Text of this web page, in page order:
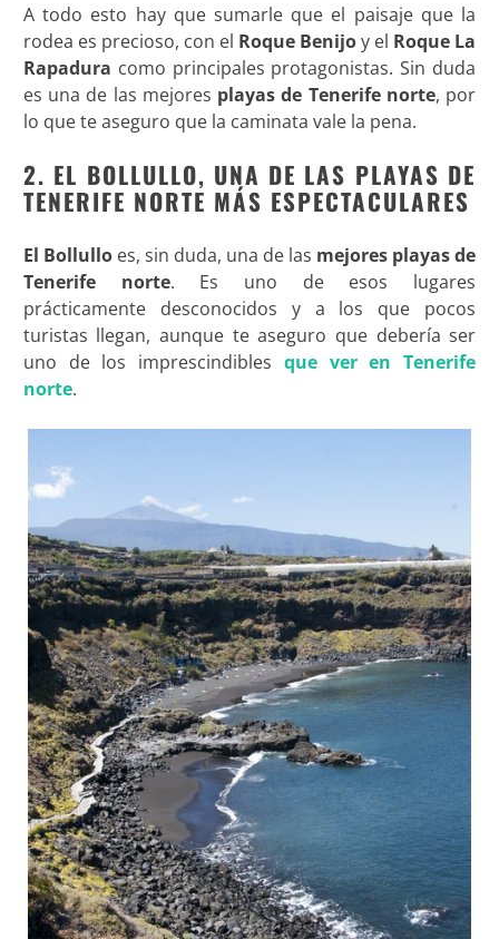
A todo esto hay que sumarle que el paisaje que la
rodea es precioso, con el Roque Benijoy el Roque La
Rapadura como principales protagonistas. Sin duda
es una de las mejores playas de Tenerife norte, por
lo que te aseguro que la caminata vale la pena.
2. EL BOLLULLO, UNA DE LAS PLAYAS DE
TENERIFE NORTE MÁS ESPECTACULARES
El Bollullo es, sin duda, una de las mejores playas de
Tenerife norte. Es uno de esos lugares
prácticamente desconocidos y a los que pocos
turistas llegan, aunque te aseguro que debería ser
uno de los imprescindibles que ver en Tenerife
norte.